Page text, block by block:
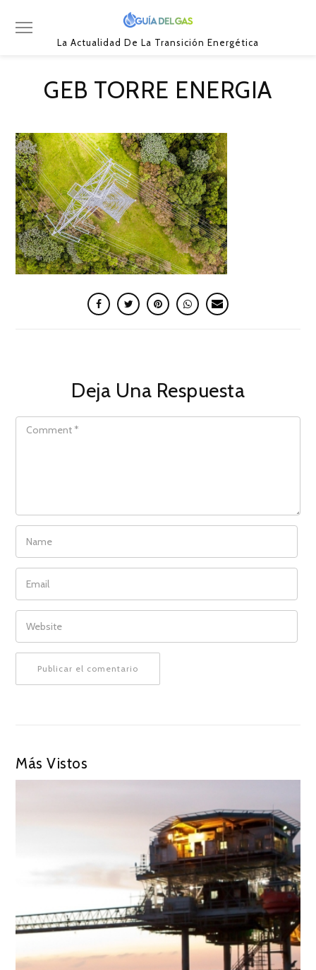
La Actualidad De La Transición Energética
GEB TORRE ENERGIA
Deja Una Respuesta
COMMENT
NAME
EMAIL
WEBSITE
Más Vistos